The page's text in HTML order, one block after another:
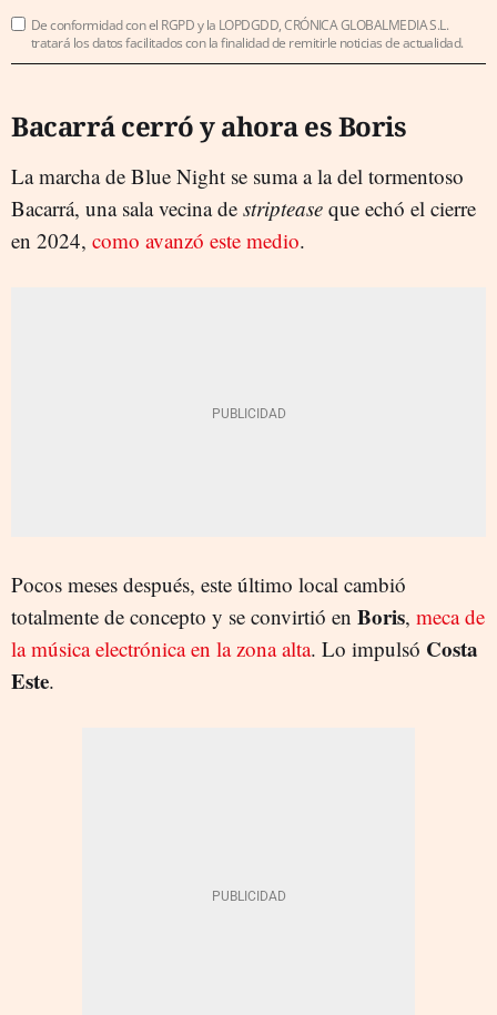
De conformidad con el RGPD y la LOPDGDD, CRÓNICA GLOBALMEDIA S.L.
tratará los datos facilitados con la finalidad de remitirle noticias de actualidad.
Bacarrá cerró y ahora es Boris
La marcha de Blue Night se suma a la del tormentoso
Bacarrá, una sala vecina de striptease que echó el cierre
en 2024, como avanzó este medio.
Pocos meses después, este último local cambió
totalmente de concepto y se convirtió en Boris, meca de
la música electrónica en la zona alta. Lo impulsó Costa
Este.